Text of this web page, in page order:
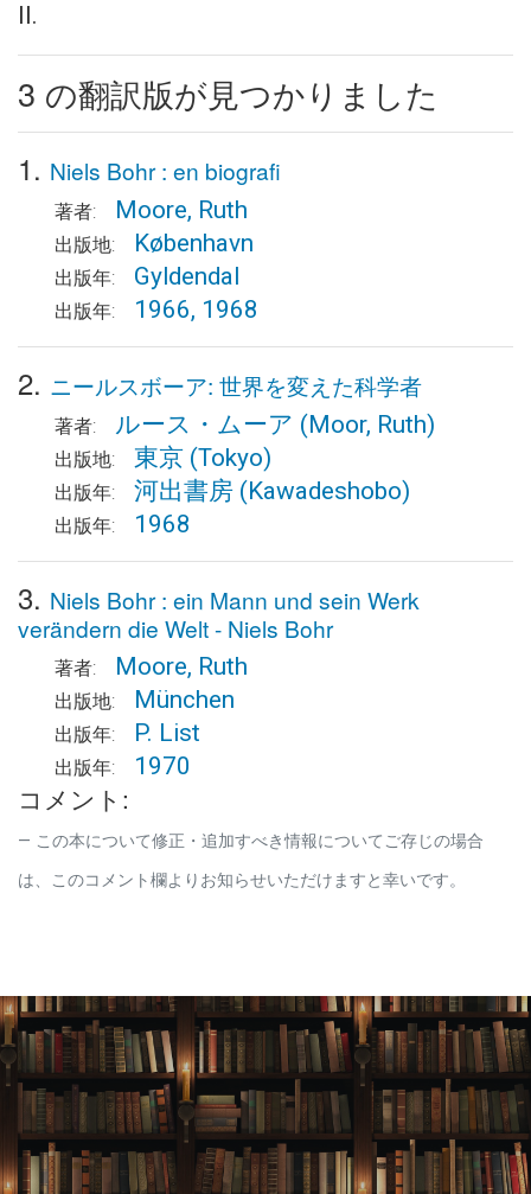
II.
3 の翻訳版が見つかりました
1. Niels Bohr : en biografi
著者: Moore, Ruth
出版地: København
出版年: Gyldendal
出版年: 1966, 1968
2. ニールスボーア: 世界を変えた科学者
著者: ルース・ムーア (Moor, Ruth)
出版地: 東京 (Tokyo)
出版年: 河出書房 (Kawadeshobo)
出版年: 1968
3. Niels Bohr : ein Mann und sein Werk
verändern die Welt - Niels Bohr
著者: Moore, Ruth
出版地: München
出版年: P. List
出版年: 1970
コメント:
この本について修正・追加すべき情報についてご存じの場合
は、このコメント欄よりお知らせいただけますと幸いです。